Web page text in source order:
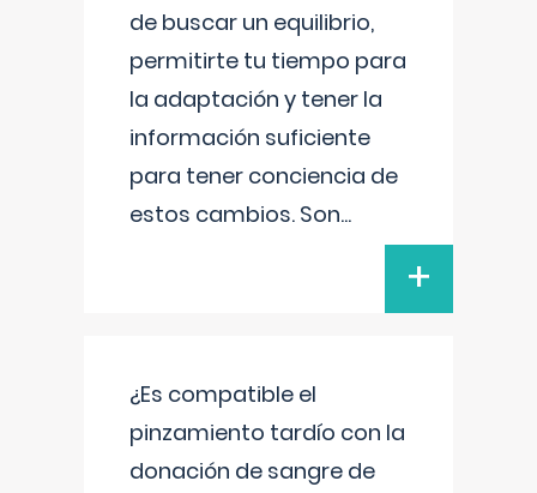
de buscar un equilibrio,
permitirte tu tiempo para
la adaptación y tener la
información suficiente
para tener conciencia de
estos cambios. Son...
+
¿Es compatible el
pinzamiento tardío con la
donación de sangre de